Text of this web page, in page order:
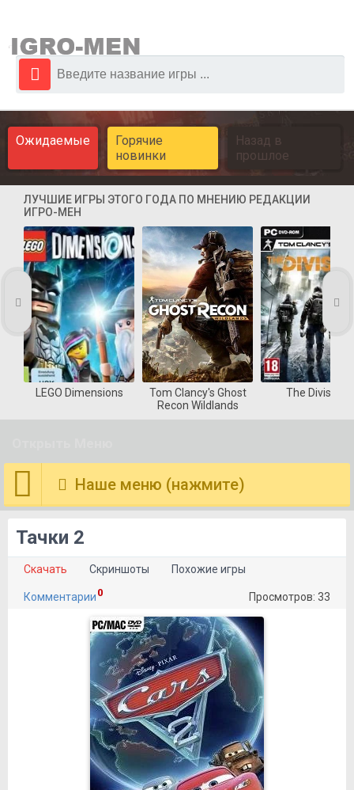
Ожидаемые
Горячие
новинки
Назад в
прошлое
ЛУЧШИЕ ИГРЫ ЭТОГО ГОДА ПО МНЕНИЮ РЕДАКЦИИ
ИГРО-МЕН
LEGO Dimensions
Tom Clancy's Ghost
Recon Wildlands
The Division
Наше меню (нажмите)
Тачки 2
Скачать Скриншоты Похожие игры
Комментарии 0 Просмотров: 33